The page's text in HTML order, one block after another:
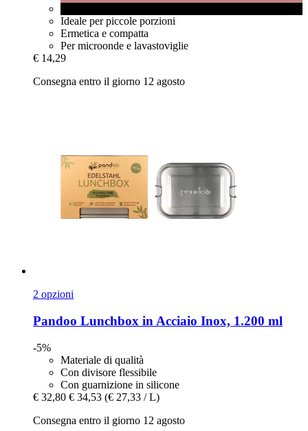
Ideale per piccole porzioni
Ermetica e compatta
Per microonde e lavastoviglie
€ 14,29
Consegna entro il giorno 12 agosto
2 opzioni
Pandoo Lunchbox in Acciaio Inox, 1.200 ml
-5%
Materiale di qualità
Con divisore flessibile
Con guarnizione in silicone
€ 32,80 € 34,53 (€ 27,33 / L)
Consegna entro il giorno 12 agosto